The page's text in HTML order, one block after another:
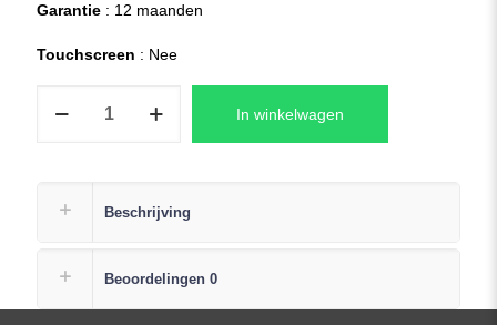
Garantie : 12 maanden
Touchscreen : Nee
17ACH6
82K000A8MH
In winkelwagen
Beschrijving
Beoordelingen 0